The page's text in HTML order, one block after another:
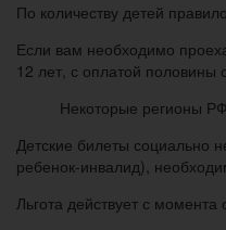
По количеству детей
Если вам необходимо
12 лет, с оплатой половины
Некоторые регионы
Детские билеты социально
ребенок-инвалид),
Льгота действует с